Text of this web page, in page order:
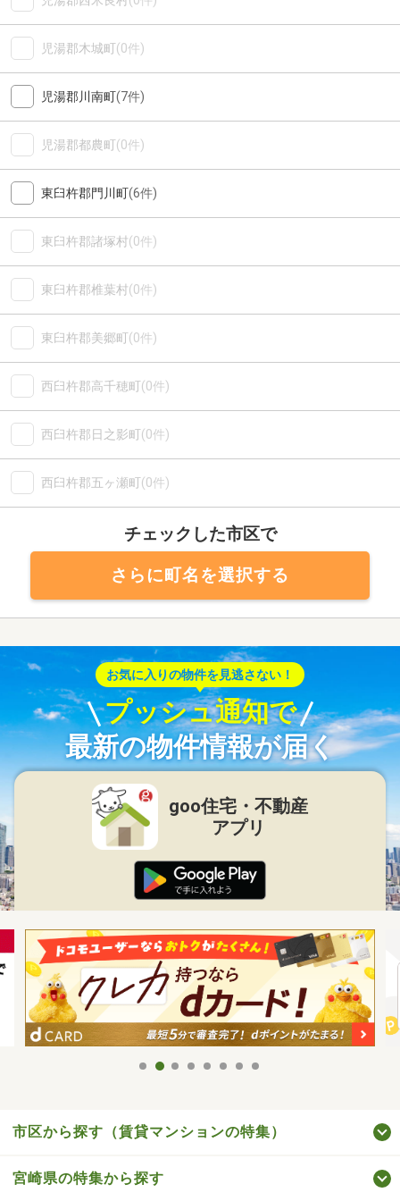
児湯郡木城町(0件)
児湯郡川南町(7件)
児湯郡都農町(0件)
東臼杵郡門川町(6件)
東臼杵郡諸塚村(0件)
東臼杵郡椎葉村(0件)
東臼杵郡美郷町(0件)
西臼杵郡高千穂町(0件)
西臼杵郡日之影町(0件)
西臼杵郡五ヶ瀬町(0件)
チェックした市区で
さらに町名を選択する
お気に入りの物件を見逃さない！
プッシュ通知で
最新の物件情報が届く
goo住宅・不動産
アプリ
市区から探す（賃貸マンションの特集）
宮崎県の特集から探す